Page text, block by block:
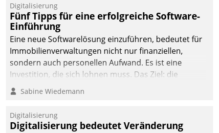
Digitalisierung
Fünf Tipps für eine erfolgreiche Software-
Einführung
Eine neue Softwarelösung einzuführen, bedeutet für
Immobilienverwaltungen nicht nur finanziellen,
sondern auch personellen Aufwand. Es ist eine
Investition, die sich lohnen muss. Das Ziel: die
nachhaltige Optimierung der Geschäftsabläufe. Damit
dieses Ziel erreicht wird, sollten einige Grundregeln
Sabine Wiedemann
Digitalisierung
Digitalisierung bedeutet Veränderung